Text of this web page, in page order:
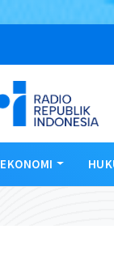
EKONOMI